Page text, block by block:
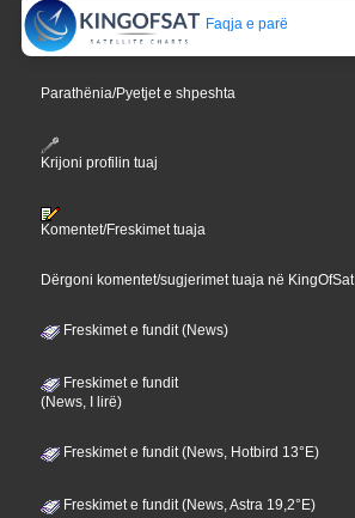
Faqja e parë
Parathënia/Pyetjet e shpeshta
Krijoni profilin tuaj
Komentet/Freskimet tuaja
Dërgoni komentet/sugjerimet tuaja në KingOfSat
Freskimet e fundit (News)
Freskimet e fundit
(News, I lirë)
Freskimet e fundit (News, Hotbird 13°E)
Freskimet e fundit (News, Astra 19,2°E)